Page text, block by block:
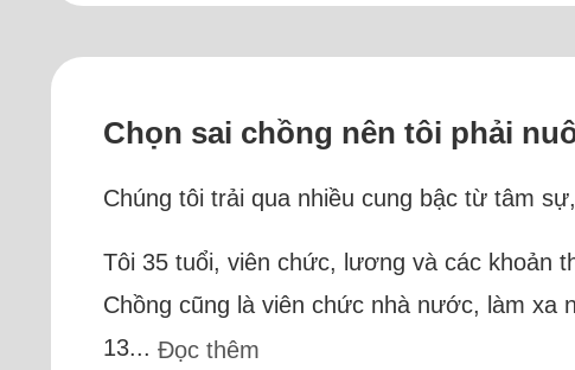
Chọn sai chồng nên tôi phải
Chúng tôi trải qua nhiều cung bậc từ tâm
Tôi 35 tuổi, viên chức, lương và các khoản
Chồng cũng là viên chức nhà nước, làm xa
13... Đọc thêm